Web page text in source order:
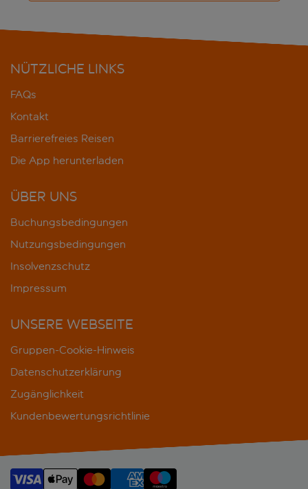
NÜTZLICHE LINKS
FAQs
Kontakt
Barrierefreies Reisen
Die App herunterladen
ÜBER UNS
Buchungsbedingungen
Nutzungsbedingungen
Insolvenzschutz
Impressum
UNSERE WEBSEITE
Gruppen-Cookie-Hinweis
Datenschutzerklärung
Zugänglichkeit
Kundenbewertungsrichtlinie